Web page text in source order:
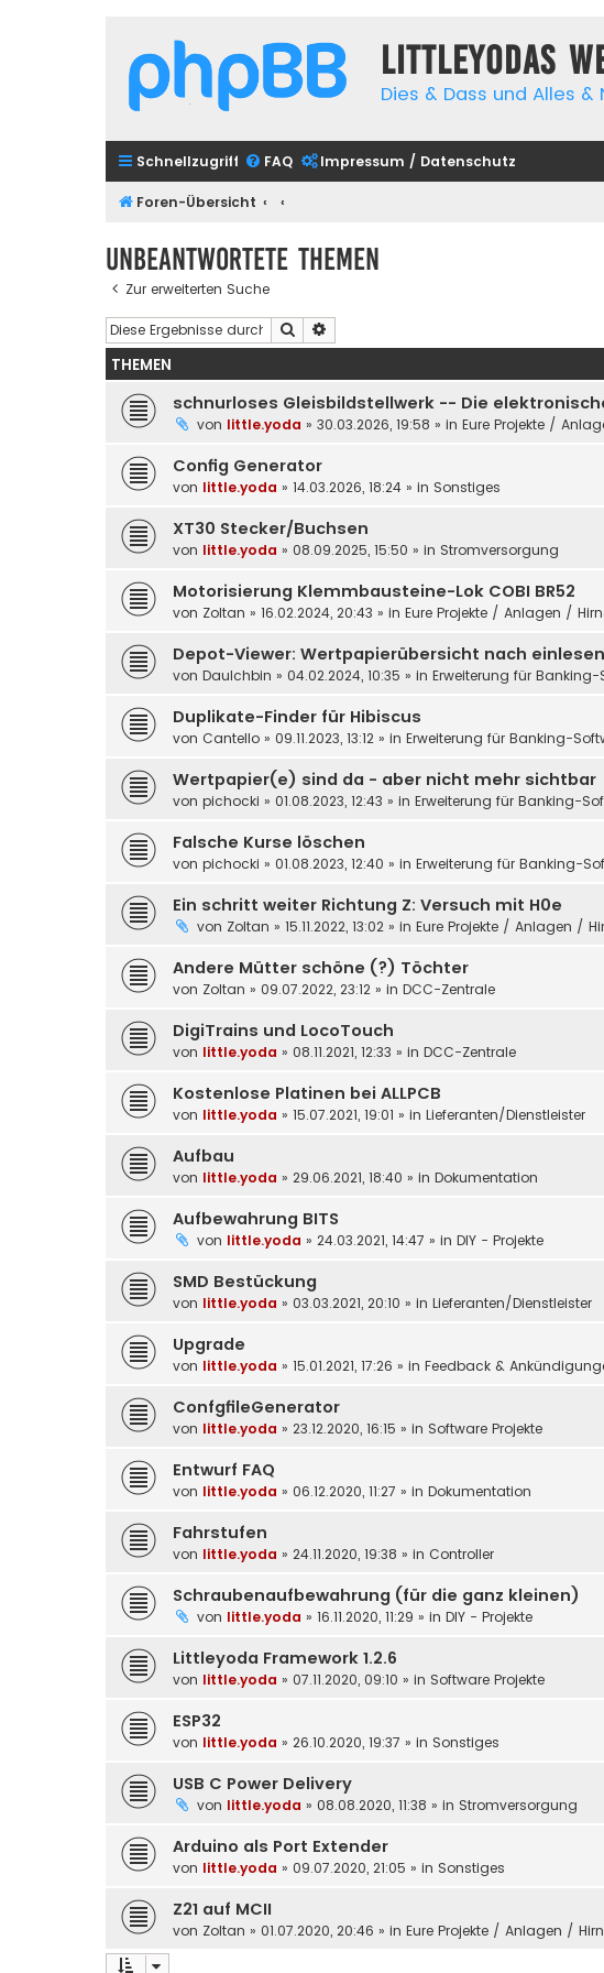
Littleyodas
Dies & Dass und Alles &
Schnellzugriff FAQ Impressum / Datenschutz
Foren-Übersicht
Unbeantwortete Themen
Zur erweiterten Suche
Suche
THEMEN
schnurloses Gleisbildstellwerk -- Die
von little.yoda » 30.03.2026, 19:58 » in Eure Projekte /
Config Generator
von little.yoda » 14.03.2026, 18:24 » in Sonstiges
XT30 Stecker/Buchsen
von little.yoda » 08.09.2025, 15:50 » in Stromversorgung
Motorisierung Klemmbausteine-Lok COBI BR52
von Zoltan » 16.02.2024, 20:43 » in Eure Projekte / Anlagen /
Depot-Viewer: Wertpapierübersicht nach
von DauIchbin » 04.02.2024, 10:35 » in Erweiterung für
Duplikate-Finder für Hibiscus
von Cantello » 09.11.2023, 13:12 » in Erweiterung für Banking-
Wertpapier(e) sind da - aber nicht mehr sichtbar
von pichocki » 01.08.2023, 12:43 » in Erweiterung für Banking-
Falsche Kurse löschen
von pichocki » 01.08.2023, 12:40 » in Erweiterung für Banking-
Ein schritt weiter Richtung Z: Versuch mit H0e
von Zoltan » 15.11.2022, 13:02 » in Eure Projekte / Anlagen /
Andere Mütter schöne (?) Töchter
von Zoltan » 09.07.2022, 23:12 » in DCC-Zentrale
DigiTrains und LocoTouch
von little.yoda » 08.11.2021, 12:33 » in DCC-Zentrale
Kostenlose Platinen bei ALLPCB
von little.yoda » 15.07.2021, 19:01 » in Lieferanten/Dienstleister
Aufbau
von little.yoda » 29.06.2021, 18:40 » in Dokumentation
Aufbewahrung BITS
von little.yoda » 24.03.2021, 14:47 » in DIY - Projekte
SMD Bestückung
von little.yoda » 03.03.2021, 20:10 » in Lieferanten/Dienstleister
Upgrade
von little.yoda » 15.01.2021, 17:26 » in Feedback &
ConfgfileGenerator
von little.yoda » 23.12.2020, 16:15 » in Software Projekte
Entwurf FAQ
von little.yoda » 06.12.2020, 11:27 » in Dokumentation
Fahrstufen
von little.yoda » 24.11.2020, 19:38 » in Controller
Schraubenaufbewahrung (für die ganz kleinen)
von little.yoda » 16.11.2020, 11:29 » in DIY - Projekte
Littleyoda Framework 1.2.6
von little.yoda » 07.11.2020, 09:10 » in Software Projekte
ESP32
von little.yoda » 26.10.2020, 19:37 » in Sonstiges
USB C Power Delivery
von little.yoda » 08.08.2020, 11:38 » in Stromversorgung
Arduino als Port Extender
von little.yoda » 09.07.2020, 21:05 » in Sonstiges
Z21 auf MCII
von Zoltan » 01.07.2020, 20:46 » in Eure Projekte / Anlagen /